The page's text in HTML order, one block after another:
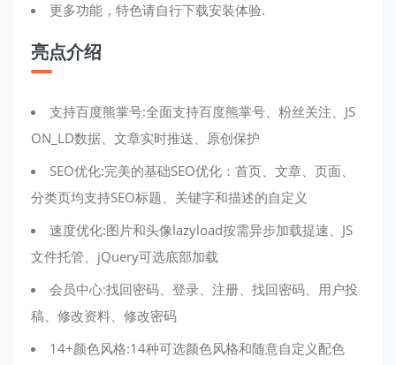
更多功能，特色请自行下载安装体验.
亮点介绍
支持百度熊掌号:全面支持百度熊掌号、粉丝关注、JS
ON_LD数据、文章实时推送、原创保护
SEO优化:完美的基础SEO优化：首页、文章、页面、
分类页均支持SEO标题、关键字和描述的自定义
速度优化:图片和头像lazyload按需异步加载提速、JS
文件托管、jQuery可选底部加载
会员中心:找回密码、登录、注册、找回密码、用户投
稿、修改资料、修改密码
14+颜色风格:14种可选颜色风格和随意自定义配色